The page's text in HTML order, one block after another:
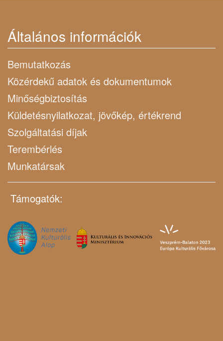
Általános információk
Bemutatkozás
Közérdekű adatok és dokumentumok
Minőségbiztosítás
Küldetésnyilatkozat, jövőkép, értékrend
Szolgáltatási díjak
Terembérlés
Munkatársak
Támogatók: